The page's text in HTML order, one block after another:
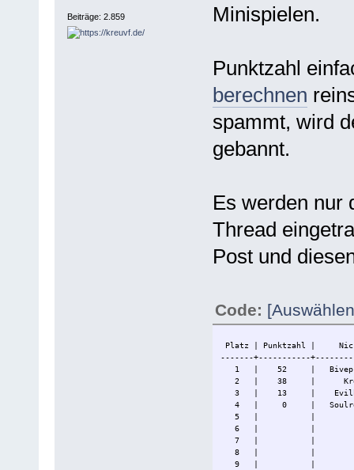
Beiträge: 2.859
Minispielen.
Punktzahl
berechnen
spammt, wird
gebannt.
Es werden nur
Thread
Post und
Code:
Platz | Punktzahl |
-------+-----------
1 | 52 |
2 | 38 |
3 | 13 |
4 | 0 |
5 | |
6 | |
7 | |
8 | |
9 | |